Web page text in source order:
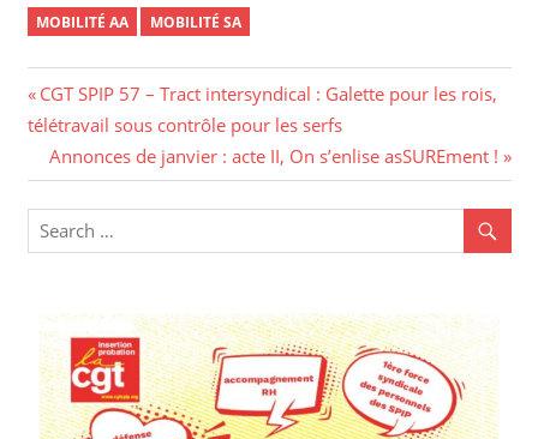
MOBILITÉ AA MOBILITÉ SA
CGT SPIP 57 – Tract intersyndical : Galette pour les rois,
télétravail sous contrôle pour les serfs
Annonces de janvier : acte II, On s’enlise asSUREment !